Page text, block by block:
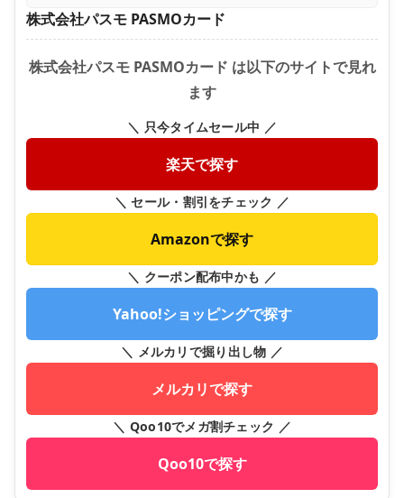
株式会社パスモ PASMOカード
株式会社パスモ PASMOカード は以下のサイトで見れ
ます
＼ 只今タイムセール中 ／
楽天で探す
＼ セール・割引をチェック ／
Amazonで探す
＼ クーポン配布中かも ／
Yahoo!ショッピングで探す
＼ メルカリで掘り出し物 ／
メルカリで探す
＼ Qoo10でメガ割チェック ／
Qoo10で探す